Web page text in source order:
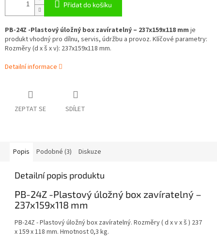
Přidat do košíku
PB-24Z -Plastový úložný box zavíratelný – 237x159x118 mm je
produkt vhodný pro dílnu, servis, údržbu a provoz. Klíčové parametry:
Rozměry (d x š x v): 237x159x118 mm.
Detailní informace
ZEPTAT SE SDÍLET
Popis Podobné (3) Diskuze
Detailní popis produktu
PB-24Z -Plastový úložný box zavíratelný –
237x159x118 mm
PB-24Z - Plastový úložný box zavíratelný. Rozměry ( d x v x š ) 237
x 159 x 118 mm. Hmotnost 0,3 kg.